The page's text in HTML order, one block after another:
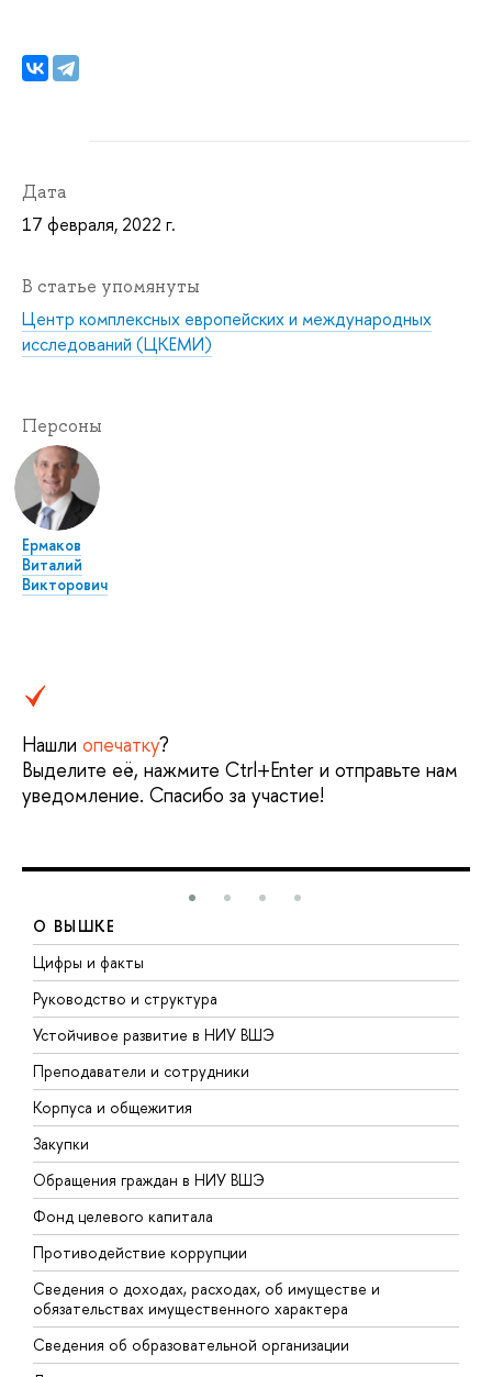
Дата
17 февраля, 2022 г.
В статье упомянуты
Центр комплексных европейских и международных
исследований (ЦКЕМИ)
Персоны
Ермаков
Виталий
Викторович
Нашли опечатку?
Выделите её, нажмите Ctrl+Enter и отправьте нам
уведомление. Спасибо за участие!
О ВЫШКЕ
Цифры и факты
Руководство и структура
Устойчивое развитие в НИУ ВШЭ
Преподаватели и сотрудники
Корпуса и общежития
Закупки
Обращения граждан в НИУ ВШЭ
Фонд целевого капитала
Противодействие коррупции
Сведения о доходах, расходах, об имуществе и
обязательствах имущественного характера
Сведения об образовательной организации